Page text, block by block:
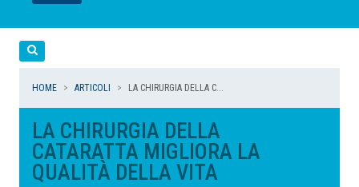
LEGGI
LEGGI
LEGGI
LEGGI
HOME ARTICOLI LA CHIRURGIA DELLA C...
LA CHIRURGIA DELLA
CATARATTA MIGLIORA LA
QUALITÀ DELLA VITA